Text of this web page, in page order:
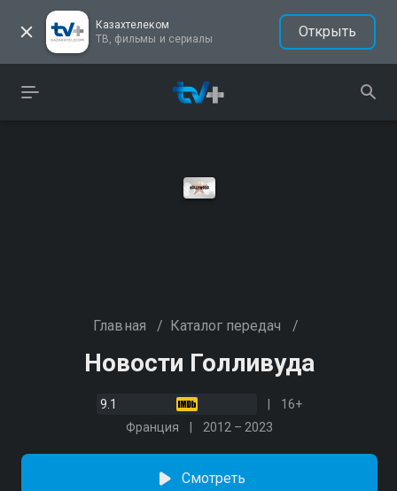
Казахтелеком
ТВ, фильмы и сериалы
Открыть
Главная / Каталог передач /
Новости Голливуда
9.1
16+
Франция
2012 – 2023
Смотреть